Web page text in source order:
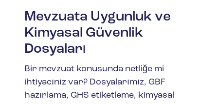
Mevzuata Uygunluk ve
Kimyasal Güvenlik
Dosyaları
Bir mevzuat konusunda netliğe mi
ihtiyacınız var? Dosyalarımız, GBF
hazırlama, GHS etiketleme, kimyasal